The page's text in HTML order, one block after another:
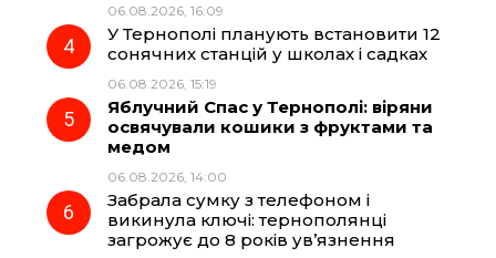
06.08.2026, 16:09
У Тернополі планують встановити 12
сонячних станцій у школах і садках
06.08.2026, 15:19
Яблучний Спас у Тернополі: віряни
освячували кошики з фруктами та
медом
06.08.2026, 14:00
Забрала сумку з телефоном і
викинула ключі: тернополянці
загрожує до 8 років ув’язнення